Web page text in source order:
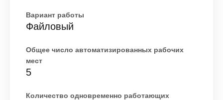
Вариант работы
Файловый
Общее число автоматизированных рабочих
мест
5
Количество одновременно работающих